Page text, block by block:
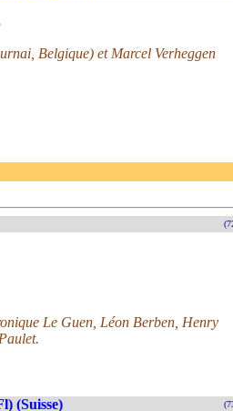
Belgique) et Marcel Verheggen
Le Guen, Léon Berben, Henry
(Suisse)